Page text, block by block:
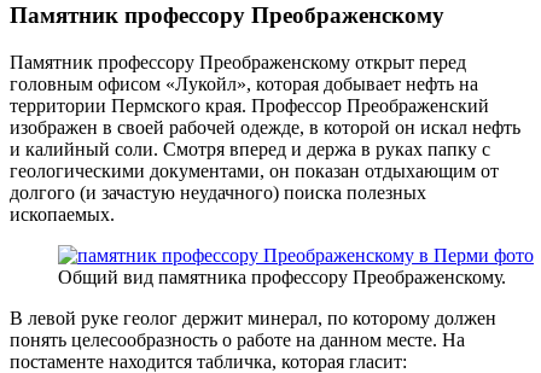
Памятник профессору Преображенскому
Памятник профессору Преображенскому открыт перед
головным офисом «Лукойл», которая добывает нефть на
территории Пермского края. Профессор Преображенский
изображен в своей рабочей одежде, в которой он искал нефть
и калийный соли. Смотря вперед и держа в руках папку с
геологическими документами, он показан отдыхающим от
долгого (и зачастую неудачного) поиска полезных
ископаемых.
Общий вид памятника профессору Преображенскому.
В левой руке геолог держит минерал, по которому должен
понять целесообразность о работе на данном месте. На
постаменте находится табличка, которая гласит: